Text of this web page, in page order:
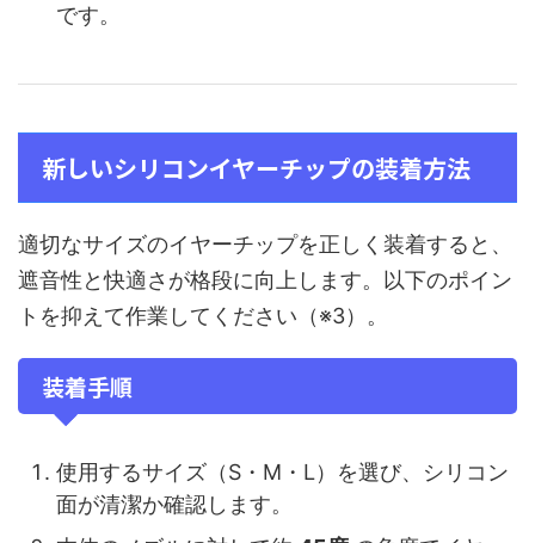
です。
新しいシリコンイヤーチップの装着方法
適切なサイズのイヤーチップを正しく装着すると、
遮音性と快適さが格段に向上します。以下のポイン
トを抑えて作業してください（※3）。
装着手順
使用するサイズ（S・M・L）を選び、シリコン
面が清潔か確認します。